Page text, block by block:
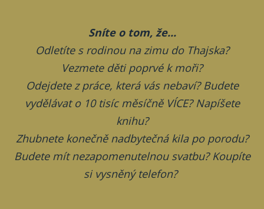
Sníte o tom, že...
Odletíte s rodinou na zimu do Thajska?
Vezmete děti poprvé k moři?
Odejdete z práce, která vás nebaví? Budete
vydělávat o 10 tisíc měsíčně VÍCE? Napíšete
knihu?
Zhubnete konečně nadbytečná kila po porodu?
Budete mít nezapomenutelnou svatbu? Koupíte
si vysněný telefon?